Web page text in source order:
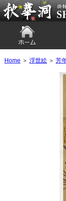
秋華洞 SHUKADO 掛
Home ＞ 浮世絵＞ 芳